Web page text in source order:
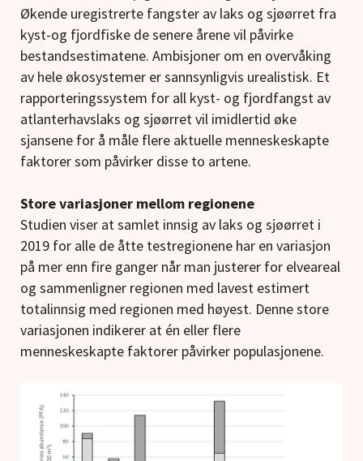
Økende uregistrerte fangster av laks og sjøørret fra
kyst-og fjordfiske de senere årene vil påvirke
bestandsestimatene. Ambisjoner om en overvåking
av hele økosystemer er sannsynligvis urealistisk. Et
rapporteringssystem for all kyst- og fjordfangst av
atlanterhavslaks og sjøørret vil imidlertid øke
sjansene for å måle flere aktuelle menneskeskapte
faktorer som påvirker disse to artene.
Store variasjoner mellom regionene
Studien viser at samlet innsig av laks og sjøørret i
2019 for alle de åtte testregionene har en variasjon
på mer enn fire ganger når man justerer for elveareal
og sammenligner regionen med lavest estimert
totalinnsig med regionen med høyest. Denne store
variasjonen indikerer at én eller flere
menneskeskapte faktorer påvirker populasjonene.